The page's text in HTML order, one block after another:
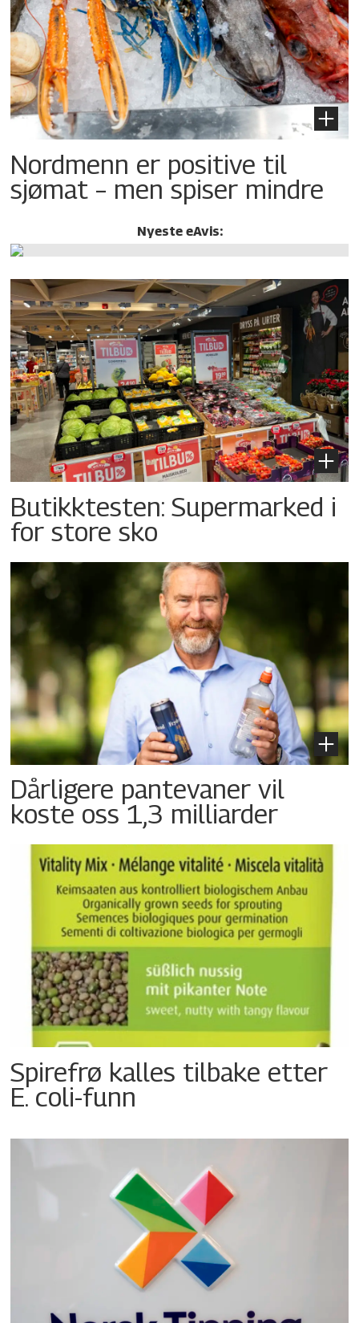
Nordmenn er positive til
sjømat – men spiser mindre
Nyeste eAvis:
Butikktesten: Supermarked i
for store sko
Dårligere pantevaner vil
koste oss 1,3 milliarder
Spirefrø kalles tilbake etter
E. coli-funn